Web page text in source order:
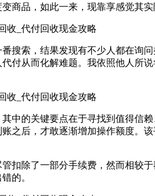
商品，如此一来，现靠享感觉其实
搜索，结果发现有不少人都在询
付从而化解难题。我依照他人所
中的关键要点在于寻找到值得信
之后，才敢逐渐增加操作额度。
扣除了一部分手续费，然而相较
的。